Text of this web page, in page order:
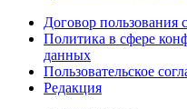
Договор пользования
Политика в сфере
данных
Пользовательское
Редакция